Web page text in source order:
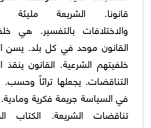
قانونا. الشريعة مليئة
والاختلافات بالتفسير. هي
القانون موحد في كل بلد. يسن
خلفيتهم الشرعية. القانون
التناقضات. يجعلها تراثاً وحسب.
في السياسة جريمة فكرية
تناقضات الشريعة. الكتاب